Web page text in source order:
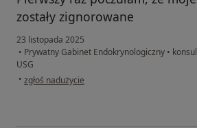
zostały zignorowane
23 listopada 2025
• Prywatny Gabinet Endokrynologiczny •
USG
• w opinii użytkownika Martyna W
zgłoś nadużycie